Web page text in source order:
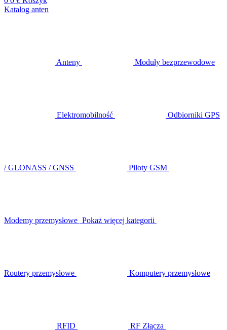
Katalog anten
Anteny Moduły bezprzewodowe
Elektromobilność Odbiorniki GPS
/ GLONASS / GNSS Piloty GSM
Modemy przemysłowe Pokaż więcej kategorii
Routery przemysłowe Komputery przemysłowe
RFID
RF Złącza